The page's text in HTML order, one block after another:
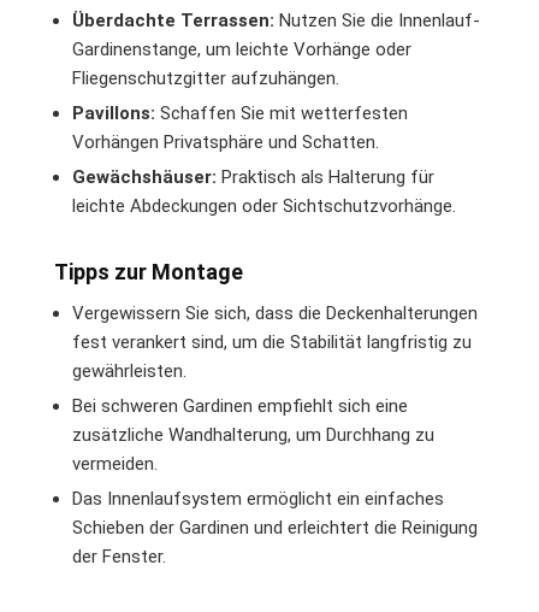
Überdachte Terrassen: Nutzen Sie die Innenlauf-
Gardinenstange, um leichte Vorhänge oder
Fliegenschutzgitter aufzuhängen.
Pavillons: Schaffen Sie mit wetterfesten
Vorhängen Privatsphäre und Schatten.
Gewächshäuser: Praktisch als Halterung für
leichte Abdeckungen oder Sichtschutzvorhänge.
Tipps zur Montage
Vergewissern Sie sich, dass die Deckenhalterungen
fest verankert sind, um die Stabilität langfristig zu
gewährleisten.
Bei schweren Gardinen empfiehlt sich eine
zusätzliche Wandhalterung, um Durchhang zu
vermeiden.
Das Innenlaufsystem ermöglicht ein einfaches
Schieben der Gardinen und erleichtert die Reinigung
der Fenster.